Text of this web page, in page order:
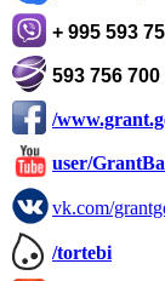
+ 995 593
593 756 700
/
user/
vk.com/
/tortebi